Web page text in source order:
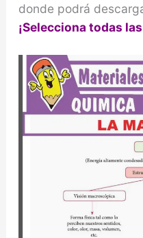
donde podrá
¡Selecciona todas